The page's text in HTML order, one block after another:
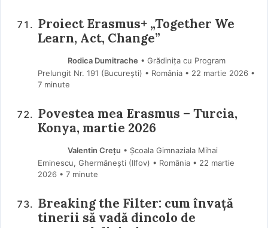
Proiect Erasmus+ „Together We
Learn, Act, Change”
Rodica Dumitrache • Grădinița cu Program
Prelungit Nr. 191 (Bucureşti) • România
22 martie 2026 •
7 minute
Povestea mea Erasmus – Turcia,
Konya, martie 2026
Valentin Crețu • Școala Gimnaziala Mihai
Eminescu, Ghermănești (Ilfov) • România
22 martie
2026 • 7 minute
Breaking the Filter: cum învață
tinerii să vadă dincolo de